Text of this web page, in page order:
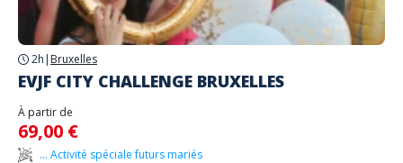
2h | Bruxelles
EVJF CITY CHALLENGE BRUXELLES
À partir de
69,00 €
... Activité spéciale futurs mariés